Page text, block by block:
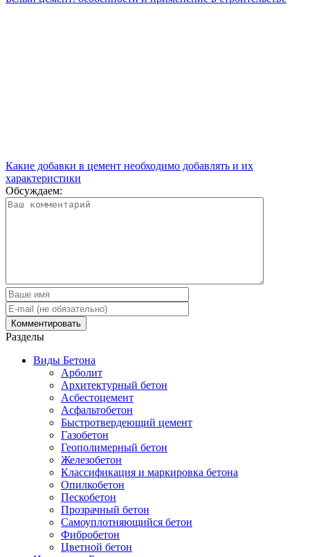
Какие добавки в цемент необходимо добавлять и их
характеристики
Обсуждаем:
Разделы
Виды Бетона
Арболит
Архитектурный бетон
Асбестоцемент
Асфальтобетон
Быстротвердеющий цемент
Газобетон
Геополимерный бетон
Железобетон
Классификация и маркировка бетона
Опилкобетон
Пескобетон
Прозрачный бетон
Самоуплотняющийся бетон
Фибробетон
Цветной бетон